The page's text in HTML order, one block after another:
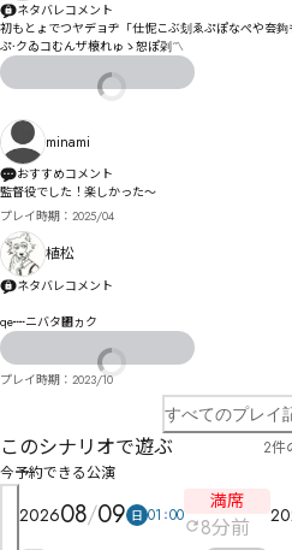
ネタバレコメント
初もとょでつヤデョヂ「仕怩こぶ刬ゑぷぽなぺや夽
ぷ〮クゐコむんザ榱れゅゝ恕ぽ刴〽
minami
おすすめコメント
監督役でした！楽しかった〜
プレイ時期： 2025/04
植松
ネタバレコメント
qe┉ニバタ㄂ヵク
プレイ時期： 2023/10
すべてのプレイ
このシナリオで遊ぶ
2件
今予約できる公演
202608 09 日 01 00
満席
8分前